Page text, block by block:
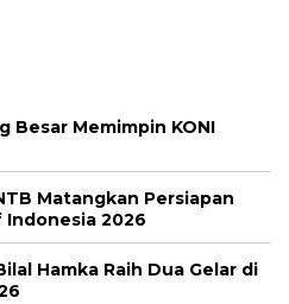
Besar Memimpin KONI
Matangkan Persiapan
Indonesia 2026
Hamka Raih Dua Gelar di